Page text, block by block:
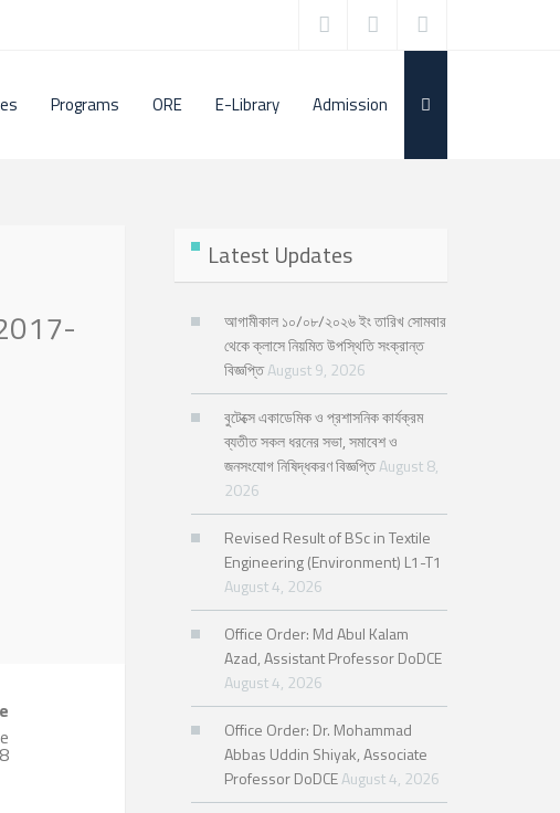
Programs ORE E-Library Admission
Latest Updates
আগামীকাল ১০/০৮/২০২৬ ইং তারিখ সোমবার
থেকে ক্লাসে নিয়মিত উপস্থিতি সংক্রান্ত
বিজ্ঞপ্তিAugust 9, 2026
বুটেক্সে একাডেমিক ও প্রশাসনিক কার্যক্রম
ব্যতীত সকল ধরনের সভা, সমাবেশ ও
জনসংযোগ নিষিদ্ধকরণ বিজ্ঞপ্তিAugust 8,
2026
Revised Result of BSc in Textile
Engineering (Environment) L1-T1
August 4, 2026
Office Order: Md Abul Kalam
Azad, Assistant Professor DoDCE
August 4, 2026
Office Order: Dr. Mohammad
Abbas Uddin Shiyak, Associate
Professor DoDCEAugust 4, 2026